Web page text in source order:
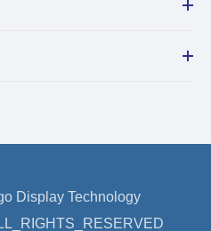
Display Technology